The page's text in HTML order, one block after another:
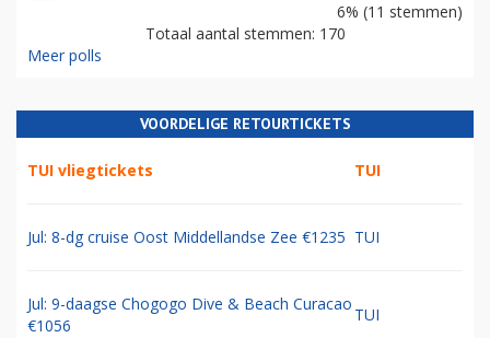
6% (11 stemmen)
Totaal aantal stemmen: 170
Meer polls
VOORDELIGE RETOURTICKETS
TUI vliegtickets TUI
Jul: 8-dg cruise Oost Middellandse Zee €1235 TUI
Jul: 9-daagse Chogogo Dive & Beach Curacao
€1056
TUI